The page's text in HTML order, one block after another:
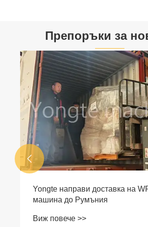
Препоръки за
Yongte направи доставка на
машина до Румъния
Виж повече >>
